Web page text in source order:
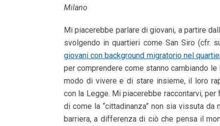
Milano
Mi piacerebbe parlare di giovani, a partire
svolgendo in quartieri come San Siro (cfr.
giovani con background migratorio nel
per comprendere come stanno cambiando
modo di vivere e di stare insieme, il loro
con la Legge. Mi piacerebbe raccontarvi, per
di come la “cittadinanza” non sia vissuta da
barriera, a differenza di ciò che pensa il